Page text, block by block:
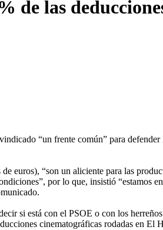
de las
“un frente común” para
euros), “son un aliciente para las
por lo que, insistió “estamos
si está con el PSOE o con los
cinematográficas rodadas en El